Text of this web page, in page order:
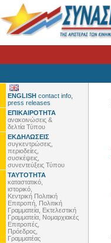
ENGLISH contact info,
press releases
ΕΠΙΚΑΙΡΟΤΗΤΑ
ανακοινώσεις &
δελτία Τύπου
ΕΚΔΗΛΩΣΕΙΣ
συγκεντρώσεις,
περιοδείες,
συσκέψεις,
συνεντεύξεις Τύπου
ΤΑΥΤΟΤΗΤΑ
καταστατικό,
ιστορικό,
Κεντρική Πολιτική
Επιτροπή, Πολιτική
Γραμματεία, Εκτελεστική
Γραμματεία, Νομαρχιακές
Επιτροπές,
Πρόεδρος,
Γραμματέας